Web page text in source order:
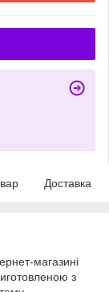
Доставка
магазині
з